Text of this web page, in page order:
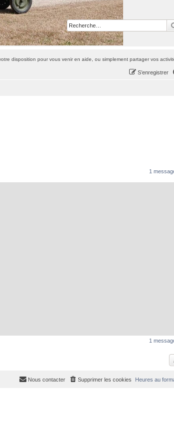
disposition pour vous venir en aide, ou simplement partager vos
S’enregistrer
1
1
Heures au
Supprimer les cookies
Nous contacter